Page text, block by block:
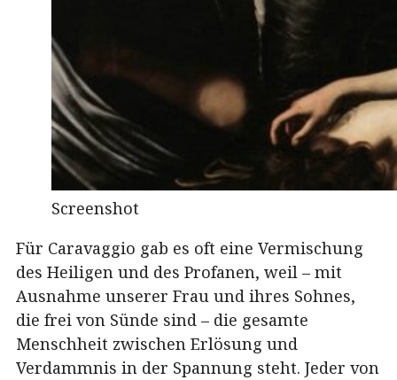
Screenshot
Für Caravaggio gab es oft eine Vermischung
des Heiligen und des Profanen, weil – mit
Ausnahme unserer Frau und ihres Sohnes,
die frei von Sünde sind – die gesamte
Menschheit zwischen Erlösung und
Verdammnis in der Spannung steht. Jeder von